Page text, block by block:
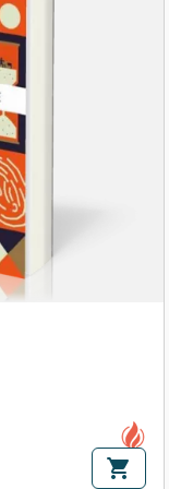
shopping_cart